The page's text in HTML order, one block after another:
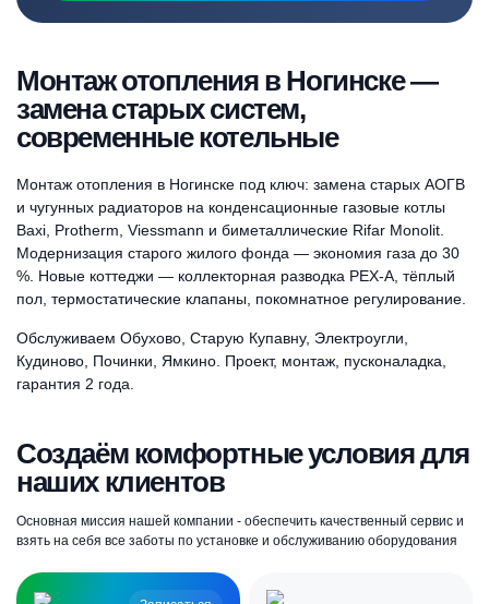
Монтаж отопления в Ногинске —
замена старых систем,
современные котельные
Монтаж отопления в Ногинске под ключ: замена старых АОГВ
и чугунных радиаторов на конденсационные газовые котлы
Baxi, Protherm, Viessmann и биметаллические Rifar Monolit.
Модернизация старого жилого фонда — экономия газа до 30
%. Новые коттеджи — коллекторная разводка PEX-A, тёплый
пол, термостатические клапаны, покомнатное регулирование.
Обслуживаем Обухово, Старую Купавну, Электроугли,
Кудиново, Починки, Ямкино. Проект, монтаж, пусконаладка,
гарантия 2 года.
Создаём комфортные условия для
наших клиентов
Основная миссия нашей компании - обеспечить качественный сервис и
взять на себя все заботы по установке и обслуживанию оборудования